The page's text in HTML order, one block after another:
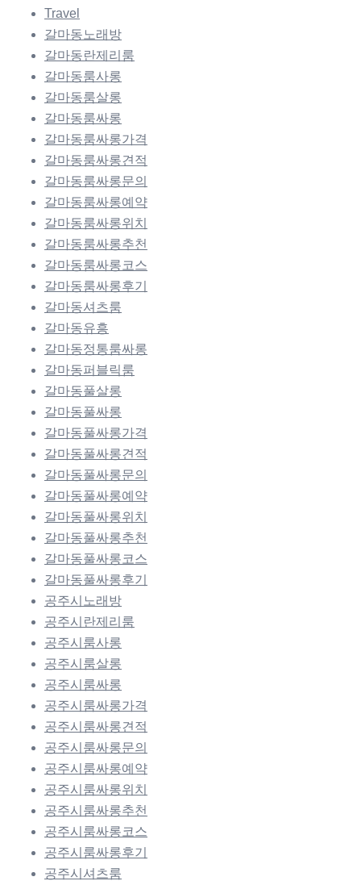
Travel
갈마동노래방
갈마동란제리룸
갈마동룸사롱
갈마동룸살롱
갈마동룸싸롱
갈마동룸싸롱가격
갈마동룸싸롱견적
갈마동룸싸롱문의
갈마동룸싸롱예약
갈마동룸싸롱위치
갈마동룸싸롱추천
갈마동룸싸롱코스
갈마동룸싸롱후기
갈마동셔츠룸
갈마동유흥
갈마동정통룸싸롱
갈마동퍼블릭룸
갈마동풀살롱
갈마동풀싸롱
갈마동풀싸롱가격
갈마동풀싸롱견적
갈마동풀싸롱문의
갈마동풀싸롱예약
갈마동풀싸롱위치
갈마동풀싸롱추천
갈마동풀싸롱코스
갈마동풀싸롱후기
공주시노래방
공주시란제리룸
공주시룸사롱
공주시룸살롱
공주시룸싸롱
공주시룸싸롱가격
공주시룸싸롱견적
공주시룸싸롱문의
공주시룸싸롱예약
공주시룸싸롱위치
공주시룸싸롱추천
공주시룸싸롱코스
공주시룸싸롱후기
공주시셔츠룸